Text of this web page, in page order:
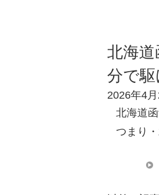
北海
分で
2026年4月
北海道
つまり